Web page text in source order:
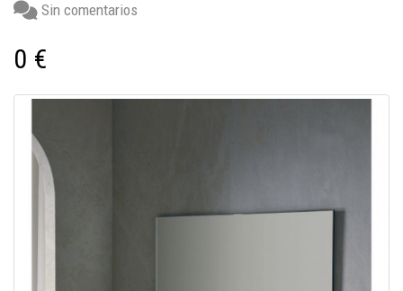
Sin comentarios
0 €